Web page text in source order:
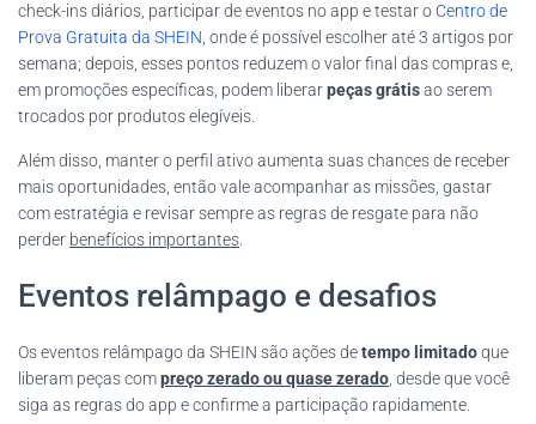
check-ins diários, participar de eventos no app e testar o Centro de
Prova Gratuita da SHEIN , onde é possível escolher até 3 artigos por
semana; depois, esses pontos reduzem o valor final das compras e,
em promoções específicas, podem liberarpeças grátisao serem
trocados por produtos elegíveis.
Além disso, manter o perfil ativo aumenta suas chances de receber
mais oportunidades, então vale acompanhar as missões, gastar
com estratégia e revisar sempre as regras de resgate para não
perder benefícios importantes
Eventos relâmpago e desafios
Os eventos relâmpago da SHEIN são ações detempo limitadoque
liberam peças compreço zerado ou quase zerado , desde que você
siga as regras do app e confirme a participação rapidamente.